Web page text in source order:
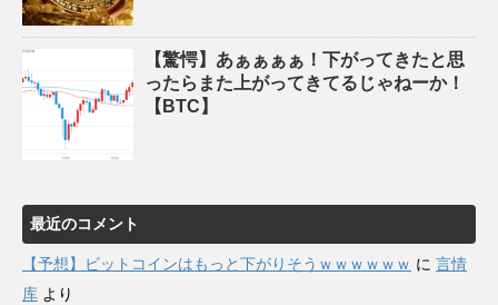
【驚愕】あぁぁぁぁ！下がってきたと思
ったらまた上がってきてるじゃねーか！
【BTC】
最近のコメント
【予想】ビットコインはもっと下がりそうｗｗｗｗｗｗ に 言情
库 より